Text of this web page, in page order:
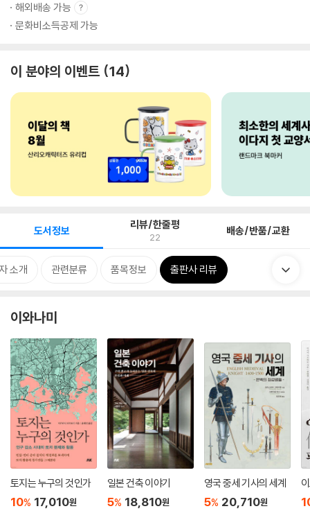
해외배송 가능
문화비소득공제 가능
이 분야의 이벤트 14
도서정보 리뷰/한줄평
22 배송/반품/교환
소개 관련분류 품목정보 출판사 리뷰
이와나미
토지는 누구의 것인가
10% 17,010원
일본 건축 이야기
5% 18,810원
영국 중세 기사의 세계
5% 20,710원